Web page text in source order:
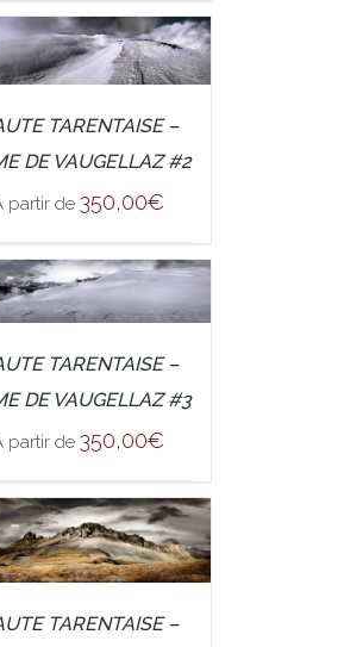
OPTIONS /
TARENTAISE –
DE VAUGELLAZ #2
partir de 350,00€
OPTIONS /
TARENTAISE –
DE VAUGELLAZ #3
partir de 350,00€
OPTIONS /
TARENTAISE –